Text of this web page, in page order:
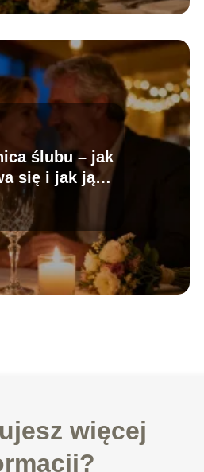
ślubu – jak
się i jak ją
więcej